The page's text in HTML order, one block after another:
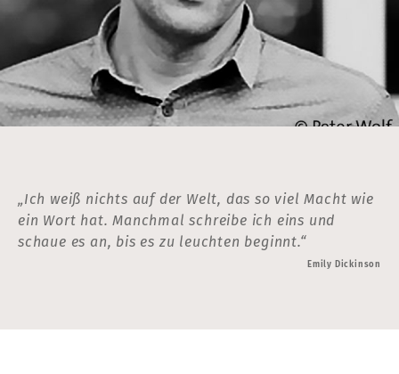
„Ich weiß nichts auf der Welt, das so viel Macht wie
ein Wort hat. Manchmal schreibe ich eins und
schaue es an, bis es zu leuchten beginnt.“
Emily Dickinson